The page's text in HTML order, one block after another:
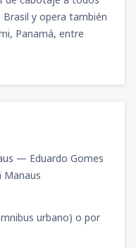
y opera también
Panamá, entre
— Eduardo Gomes
Manaus
urbano) o por